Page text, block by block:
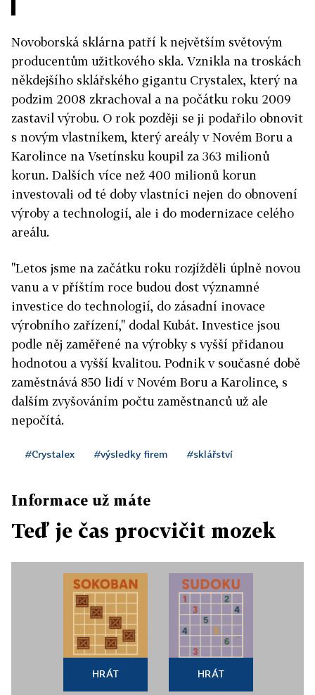
Novoborská sklárna patří k největším světovým
producentům užitkového skla. Vznikla na troskách
někdejšího sklářského gigantu Crystalex, který na
podzim 2008 zkrachoval a na počátku roku 2009
zastavil výrobu. O rok později se ji podařilo obnovit
s novým vlastníkem, který areály v Novém Boru a
Karolince na Vsetínsku koupil za 363 milionů
korun. Dalších více než 400 milionů korun
investovali od té doby vlastníci nejen do obnovení
výroby a technologií, ale i do modernizace celého
areálu.
"Letos jsme na začátku roku rozjížděli úplně novou
vanu a v příštím roce budou dost významné
investice do technologií, do zásadní inovace
výrobního zařízení," dodal Kubát. Investice jsou
podle něj zaměřené na výrobky s vyšší přidanou
hodnotou a vyšší kvalitou. Podnik v současné době
zaměstnává 850 lidí v Novém Boru a Karolince, s
dalším zvyšováním počtu zaměstnanců už ale
nepočítá.
#Crystalex #výsledky firem #sklářství
Informace už máte
Teď je čas procvičit mozek
HRÁT HRÁT